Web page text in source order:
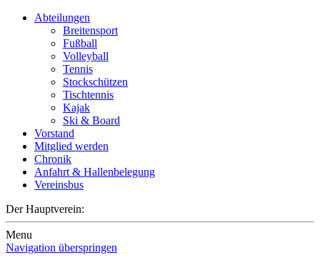
Abteilungen
Breitensport
Fußball
Volleyball
Tennis
Stockschützen
Tischtennis
Kajak
Ski & Board
Vorstand
Mitglied werden
Chronik
Anfahrt & Hallenbelegung
Vereinsbus
Der Hauptverein:
Menu
Navigation überspringen